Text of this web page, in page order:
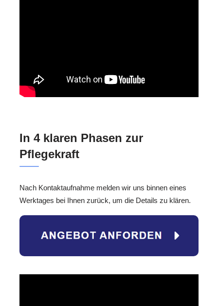
In 4 klaren Phasen zur
Pflegekraft
Nach Kontaktaufnahme melden wir uns binnen eines
Werktages bei Ihnen zurück, um die Details zu klären.